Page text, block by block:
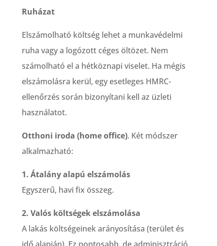
Ruházat
Elszámolható költség lehet a munkavédelmi
ruha vagy a logózott céges öltözet. Nem
számolható el a hétköznapi viselet. Ha mégis
elszámolásra kerül, egy esetleges HMRC-
ellenőrzés során bizonyítani kell az üzleti
használatot.
Otthoni iroda (home office). Két módszer
alkalmazható:
1. Átalány alapú elszámolás
Egyszerű, havi fix összeg.
2. Valós költségek elszámolása
A lakás költségeinek arányosítása (terület és